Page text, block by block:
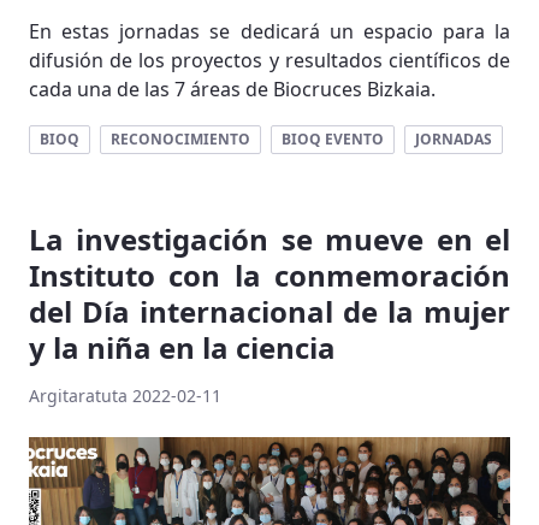
En estas jornadas se dedicará un espacio para la
difusión de los proyectos y resultados científicos de
cada una de las 7 áreas de Biocruces Bizkaia.
BIOQ RECONOCIMIENTO BIOQ EVENTO JORNADAS
La investigación se mueve en el
Instituto con la conmemoración
del Día internacional de la mujer
y la niña en la ciencia
Argitaratuta 2022-02-11